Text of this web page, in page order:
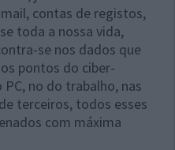
contas de registos,
toda a nossa vida,
se nos dados que
pontos do ciber-
no do trabalho, nas
terceiros, todos esses
com máxima